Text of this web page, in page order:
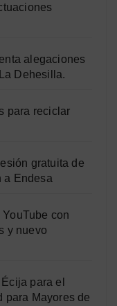
alegaciones
Dehesilla.
para reciclar
gratuita de
a Endesa
con
y nuevo
para el
para Mayores de